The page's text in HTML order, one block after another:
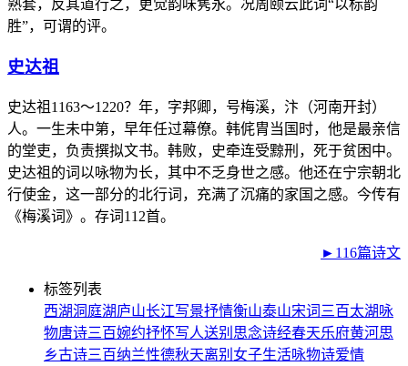
熟套，反其道行之，更觉韵味隽永。况周颐云此词“以标韵
胜”，可谓的评。
史达祖
史达祖1163～1220？年，字邦卿，号梅溪，汴（河南开封）
人。一生未中第，早年任过幕僚。韩侂胄当国时，他是最亲信
的堂吏，负责撰拟文书。韩败，史牵连受黥刑，死于贫困中。
史达祖的词以咏物为长，其中不乏身世之感。他还在宁宗朝北
行使金，这一部分的北行词，充满了沉痛的家国之感。今传有
《梅溪词》。存词112首。
►116篇诗文
标签列表
西湖洞庭湖庐山长江写景抒情衡山泰山宋词三百太湖 咏
物唐诗三百婉约抒怀写人送别 思念诗经春天乐府黄河思
乡古诗三百纳兰性德秋天离别 女子生活咏物诗爱情